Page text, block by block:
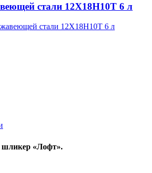
стали 12Х18Н10Т 6 л
«Лофт».